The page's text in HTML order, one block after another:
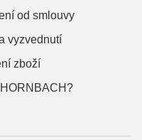
od smlouvy
vyzvednutí
zboží